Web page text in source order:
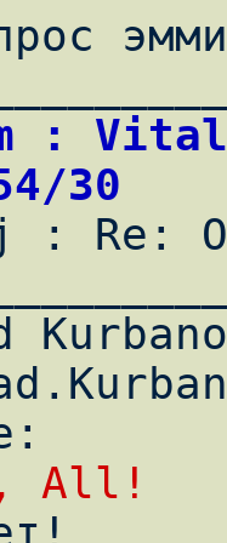
30
All!